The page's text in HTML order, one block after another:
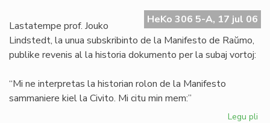
HeKo 306 5-A, 17 jul 06
Lastatempe prof. Jouko
Lindstedt, la unua subskribinto de la Manifesto de Raŭmo,
publike revenis al la historia dokumento per la subaj vortoj:
“Mi ne interpretas la historian rolon de la Manifesto
sammaniere kiel la Civito. Mi citu min mem:”
Legu pli